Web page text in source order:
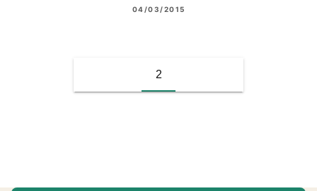
04/03/2015
2